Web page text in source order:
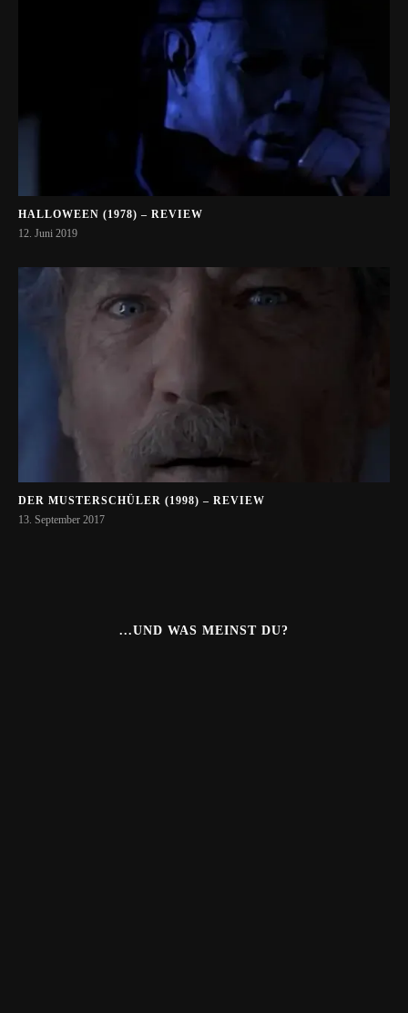
HALLOWEEN (1978) – REVIEW
12. Juni 2019
DER MUSTERSCHÜLER (1998) – REVIEW
13. September 2017
...UND WAS MEINST DU?